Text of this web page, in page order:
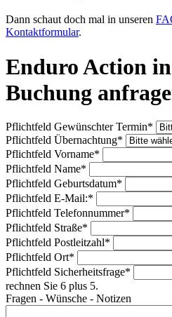
Dann schaut doch mal in unseren
Kontaktformular.
Enduro Action
Buchung
Pflichtfeld Gewünschter Termin*
Pflichtfeld Übernachtung*
Pflichtfeld Vorname*
Pflichtfeld Name*
Pflichtfeld Geburtsdatum*
Pflichtfeld E-Mail:*
Pflichtfeld Telefonnummer*
Pflichtfeld Straße*
Pflichtfeld Postleitzahl*
Pflichtfeld Ort*
Pflichtfeld Sicherheitsfrage*
rechnen Sie 6 plus 5.
Fragen - Wünsche - Notizen